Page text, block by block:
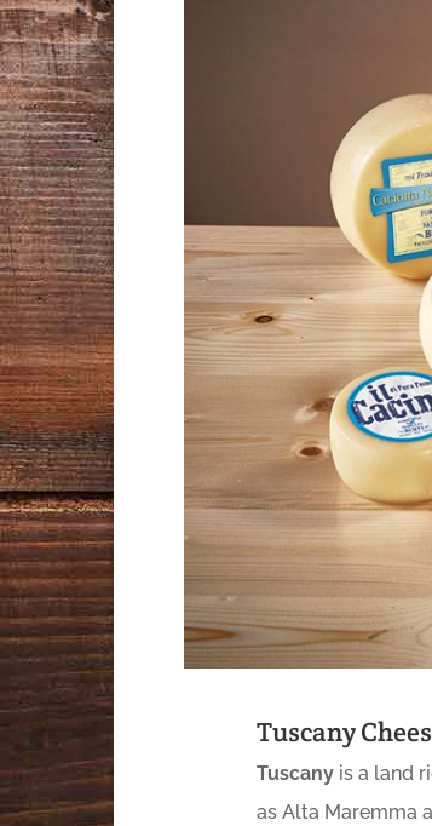
Tuscany
Tuscanyis a land
as Alta Maremma